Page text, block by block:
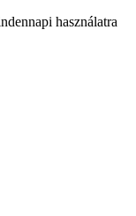
használatra